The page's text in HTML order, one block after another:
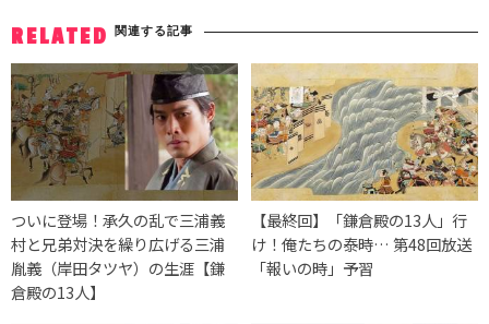
RELATED 関連する記事
ついに登場！承久の乱で三浦義
村と兄弟対決を繰り広げる三浦
胤義（岸田タツヤ）の生涯【鎌
倉殿の13人】
【最終回】「鎌倉殿の13人」行
け！俺たちの泰時… 第48回放送
「報いの時」予習